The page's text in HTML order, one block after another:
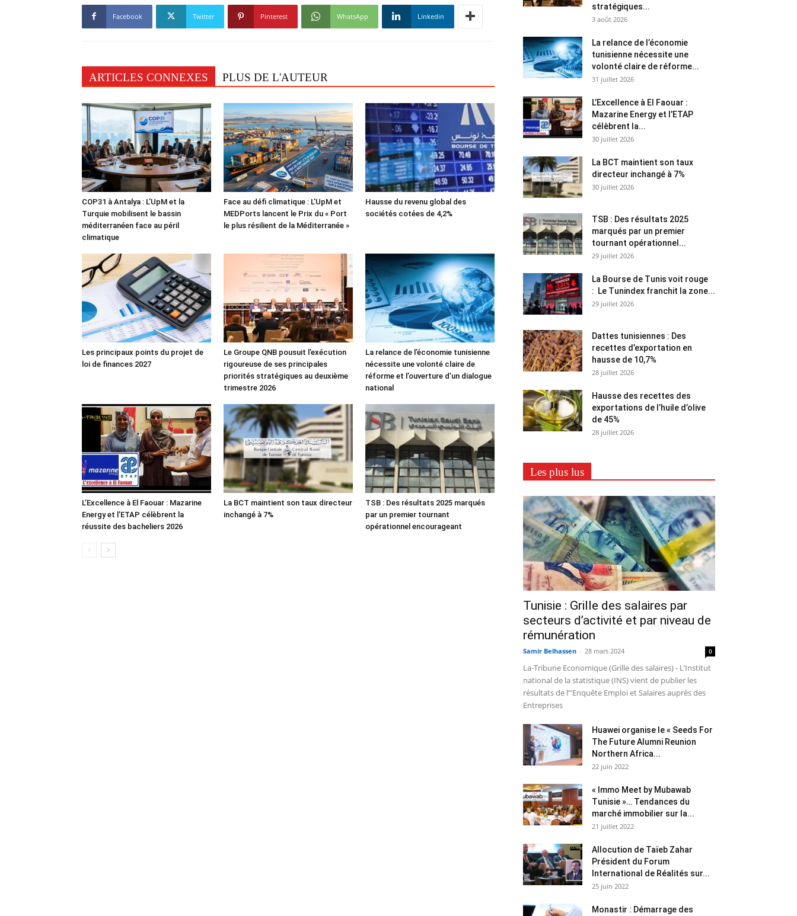
Facebook Twitter Pinterest WhatsApp Linkedin
ARTICLES CONNEXES PLUS DE L'AUTEUR
COP31 à Antalya : L’UpM et la
Turquie mobilisent le bassin
méditerranéen face au péril
climatique
Face au défi climatique : L’UpM et
MEDPorts lancent le Prix du « Port
le plus résilient de la Méditerranée »
Hausse du revenu global des
sociétés cotées de 4,2%
Les principaux points du projet de
loi de finances 2027
Le Groupe QNB pousuit l’exécution
rigoureuse de ses principales
priorités stratégiques au deuxième
trimestre 2026
La relance de l’économie tunisienne
nécessite une volonté claire de
réforme et l’ouverture d’un dialogue
national
L’Excellence à El Faouar : Mazarine
Energy et l’ETAP célèbrent la
réussite des bacheliers 2026
La BCT maintient son taux directeur
inchangé à 7%
TSB : Des résultats 2025 marqués
par un premier tournant
opérationnel encourageant
stratégiques...
3 août 2026
La relance de l’économie
tunisienne nécessite une
volonté claire de réforme...
31 juillet 2026
L’Excellence à El Faouar :
Mazarine Energy et l’ETAP
célèbrent la...
30 juillet 2026
La BCT maintient son taux
directeur inchangé à 7%
30 juillet 2026
TSB : Des résultats 2025
marqués par un premier
tournant opérationnel...
29 juillet 2026
La Bourse de Tunis voit rouge
: Le Tunindex franchit la zone...
29 juillet 2026
Dattes tunisiennes : Des
recettes d’exportation en
hausse de 10,7%
28 juillet 2026
Hausse des recettes des
exportations de l’huile d’olive
de 45%
28 juillet 2026
Les plus lus
Tunisie : Grille des salaires par
secteurs d’activité et par niveau de
rémunération
Samir Belhassen - 28 mars 2024 0
La-Tribune Economique (Grille des salaires) - L’Institut
national de la statistique (INS) vient de publier les
résultats de l’"Enquête Emploi et Salaires auprès des
Entreprises
Huawei organise le « Seeds For
The Future Alumni Reunion
Northern Africa...
22 juin 2022
« Immo Meet by Mubawab
Tunisie »… Tendances du
marché immobilier sur la...
21 juillet 2022
Allocution de Taïeb Zahar
Président du Forum
International de Réalités sur...
25 juin 2022
Monastir : Démarrage des